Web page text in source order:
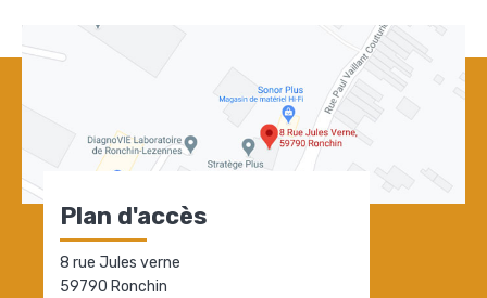
Plan d'accès
8 rue Jules verne
59790 Ronchin